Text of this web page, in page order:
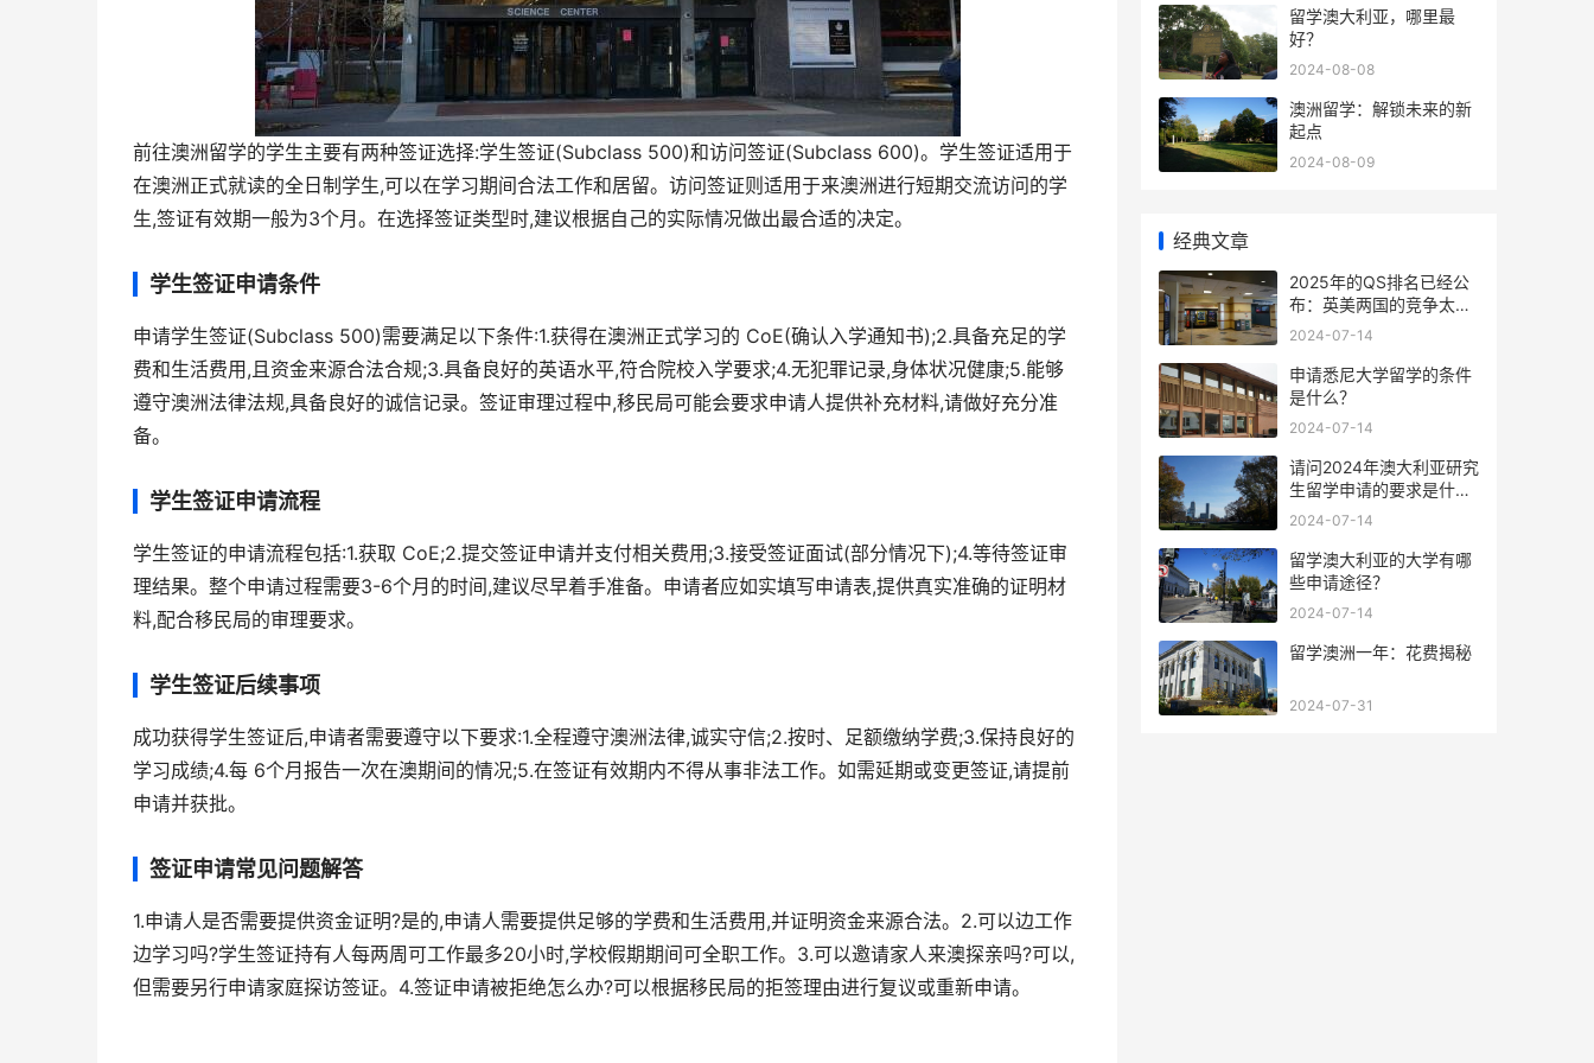
前往澳洲留学的学生主要有两种签证选择:学生签证(Subclass 500)和访问签证(Subclass 600)。学生签证适用于
在澳洲正式就读的全日制学生,可以在学习期间合法工作和居留。访问签证则适用于来澳洲进行短期交流访问的学
生,签证有效期一般为3个月。在选择签证类型时,建议根据自己的实际情况做出最合适的决定。
学生签证申请条件
申请学生签证(Subclass 500)需要满足以下条件:1.获得在澳洲正式学习的 CoE(确认入学通知书);2.具备充足的学
费和生活费用,且资金来源合法合规;3.具备良好的英语水平,符合院校入学要求;4.无犯罪记录,身体状况健康;5.能够
遵守澳洲法律法规,具备良好的诚信记录。签证审理过程中,移民局可能会要求申请人提供补充材料,请做好充分准
备。
学生签证申请流程
学生签证的申请流程包括:1.获取 CoE;2.提交签证申请并支付相关费用;3.接受签证面试(部分情况下);4.等待签证审
理结果。整个申请过程需要3-6个月的时间,建议尽早着手准备。申请者应如实填写申请表,提供真实准确的证明材
料,配合移民局的审理要求。
学生签证后续事项
成功获得学生签证后,申请者需要遵守以下要求:1.全程遵守澳洲法律,诚实守信;2.按时、足额缴纳学费;3.保持良好的
学习成绩;4.每 6个月报告一次在澳期间的情况;5.在签证有效期内不得从事非法工作。如需延期或变更签证,请提前
申请并获批。
签证申请常见问题解答
1.申请人是否需要提供资金证明?是的,申请人需要提供足够的学费和生活费用,并证明资金来源合法。2.可以边工作
边学习吗?学生签证持有人每两周可工作最多20小时,学校假期期间可全职工作。3.可以邀请家人来澳探亲吗?可以,
但需要另行申请家庭探访签证。4.签证申请被拒绝怎么办?可以根据移民局的拒签理由进行复议或重新申请。
留学澳大利亚，哪里最
好？
2024-08-08
澳洲留学：解锁未来的新
起点
2024-08-09
经典文章
2025年的QS排名已经公
布：英美两国的竞争太过
激烈
2024-07-14
申请悉尼大学留学的条件
是什么？
2024-07-14
请问2024年澳大利亚研究
生留学申请的要求是什
么？
2024-07-14
留学澳大利亚的大学有哪
些申请途径？
2024-07-14
留学澳洲一年：花费揭秘
2024-07-31